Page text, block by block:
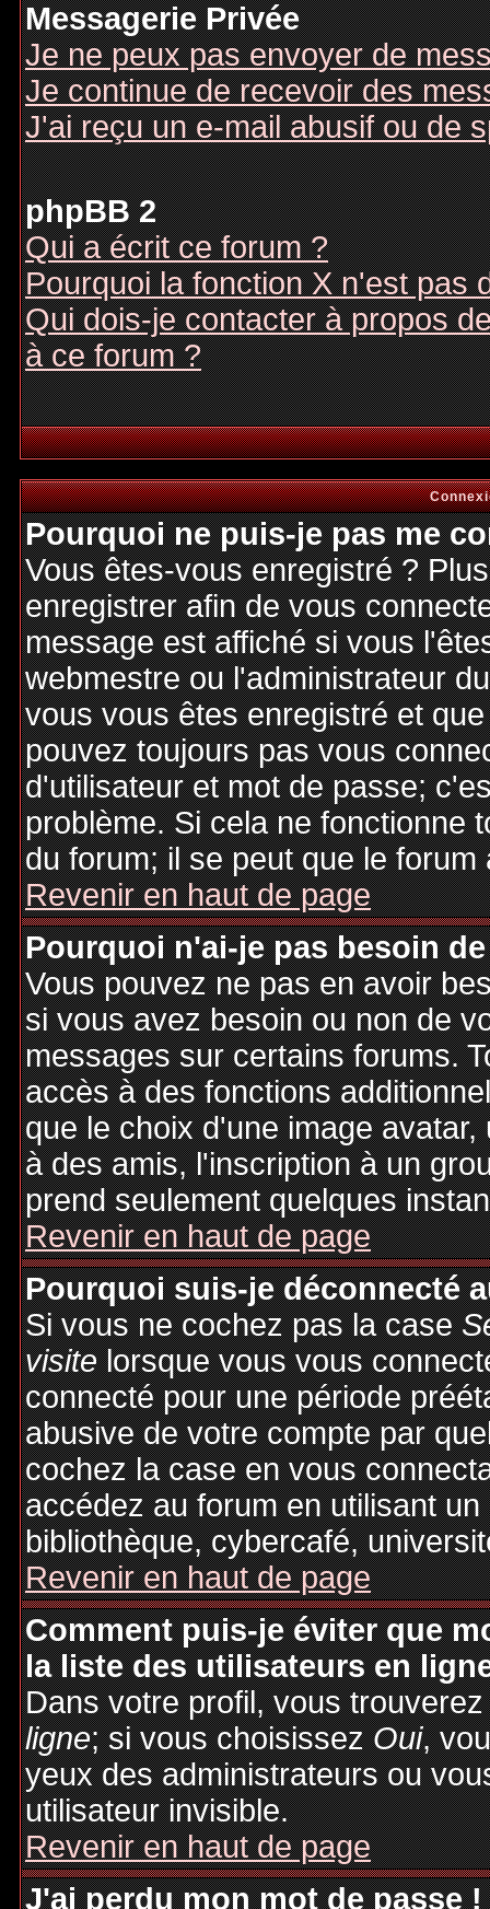
Messagerie Privée
Je ne peux pas envoyer de
Je continue de recevoir des
J'ai reçu un e-mail abusif ou de
phpBB 2
Qui a écrit ce forum ?
Pourquoi la fonction X n'est pas
Qui dois-je contacter à propos
à ce forum ?
Pourquoi ne puis-je pas me
Vous êtes-vous enregistré ?
enregistrer afin de vous
message est affiché si vous
webmestre ou l'administrateur
vous vous êtes enregistré et
pouvez toujours pas vous
d'utilisateur et mot de passe;
problème. Si cela ne fonctionne
du forum; il se peut que le
Revenir en haut de page
Pourquoi n'ai-je pas besoin
Vous pouvez ne pas en avoir
si vous avez besoin ou non de
messages sur certains forums.
accès à des fonctions
que le choix d'une image
à des amis, l'inscription à un
prend seulement quelques
Revenir en haut de page
Pourquoi suis-je déconnecté
Si vous ne cochez pas la case
visitelorsque vous vous
connecté pour une période
abusive de votre compte par
cochez la case en vous
accédez au forum en utilisant
bibliothèque, cybercafé,
Revenir en haut de page
Comment puis-je éviter que
la liste des utilisateurs en
Dans votre profil, vous
ligne; si vous choisissezOui,
yeux des administrateurs ou
utilisateur invisible.
Revenir en haut de page
J'ai perdu mon mot de passe !